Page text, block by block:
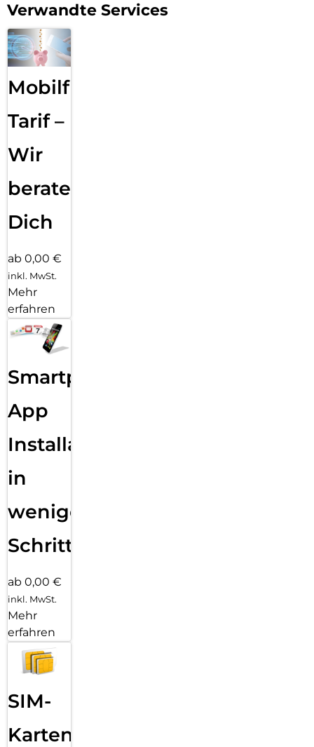
Verwandte Services
Mobilfunk
Tarif –
Wir
beraten
Dich
ab 0,00 €
inkl. MwSt.
Mehr
erfahren
Smartphone
App
Installation
in
wenigen
Schritten
ab 0,00 €
inkl. MwSt.
Mehr
erfahren
SIM-
Karten